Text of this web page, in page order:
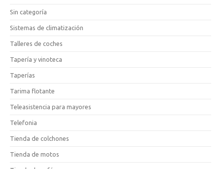
Sin categoría
Sistemas de climatización
Talleres de coches
Tapería y vinoteca
Taperías
Tarima flotante
Teleasistencia para mayores
Telefonia
Tienda de colchones
Tienda de motos